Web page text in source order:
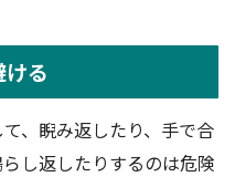
る
、睨み返したり、手で合
し返したりするのは危険